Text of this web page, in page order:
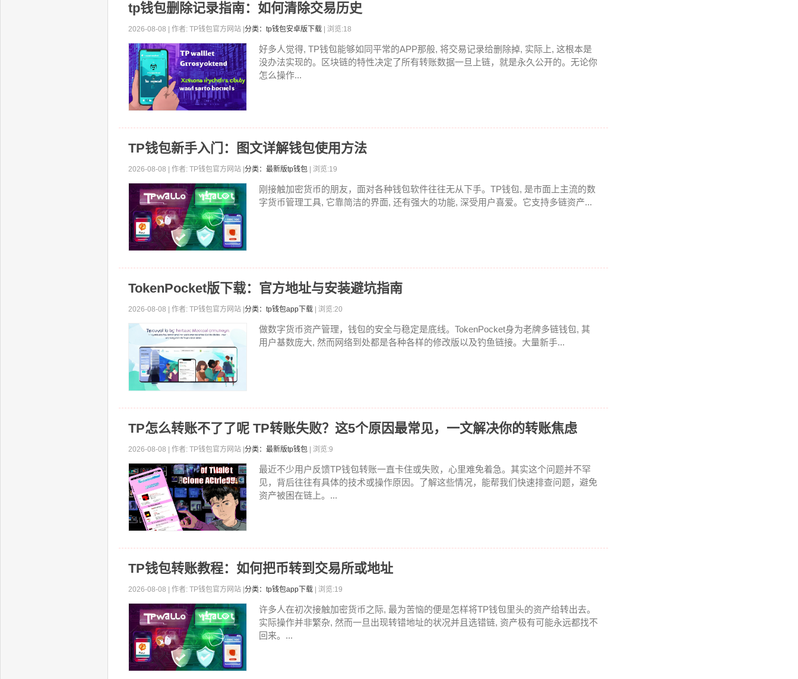
tp钱包删除记录指南：如何清除交易历史
2026-08-08 | 作者: TP钱包官方网站 | 分类：tp钱包安卓版下载 | 浏览:18
好多人觉得, TP钱包能够如同平常的APP那般, 将交易记录给删除掉, 实际上, 这根本是
没办法实现的。区块链的特性决定了所有转账数据一旦上链，就是永久公开的。无论你
怎么操作...
TP钱包新手入门：图文详解钱包使用方法
2026-08-08 | 作者: TP钱包官方网站 | 分类：最新版tp钱包 | 浏览:19
刚接触加密货币的朋友，面对各种钱包软件往往无从下手。TP钱包, 是市面上主流的数
字货币管理工具, 它靠简洁的界面, 还有强大的功能, 深受用户喜爱。它支持多链资产...
TokenPocket版下载：官方地址与安装避坑指南
2026-08-08 | 作者: TP钱包官方网站 | 分类：tp钱包app下载 | 浏览:20
做数字货币资产管理，钱包的安全与稳定是底线。TokenPocket身为老牌多链钱包, 其
用户基数庞大, 然而网络到处都是各种各样的修改版以及钓鱼链接。大量新手...
TP怎么转账不了了呢 TP转账失败？这5个原因最常见，一文解决你的转账焦虑
2026-08-08 | 作者: TP钱包官方网站 | 分类：最新版tp钱包 | 浏览:9
最近不少用户反馈TP钱包转账一直卡住或失败，心里难免着急。其实这个问题并不罕
见，背后往往有具体的技术或操作原因。了解这些情况，能帮我们快速排查问题，避免
资产被困在链上。...
TP钱包转账教程：如何把币转到交易所或地址
2026-08-08 | 作者: TP钱包官方网站 | 分类：tp钱包app下载 | 浏览:19
许多人在初次接触加密货币之际, 最为苦恼的便是怎样将TP钱包里头的资产给转出去。
实际操作并非繁杂, 然而一旦出现转错地址的状况并且选错链, 资产极有可能永远都找不
回来。...